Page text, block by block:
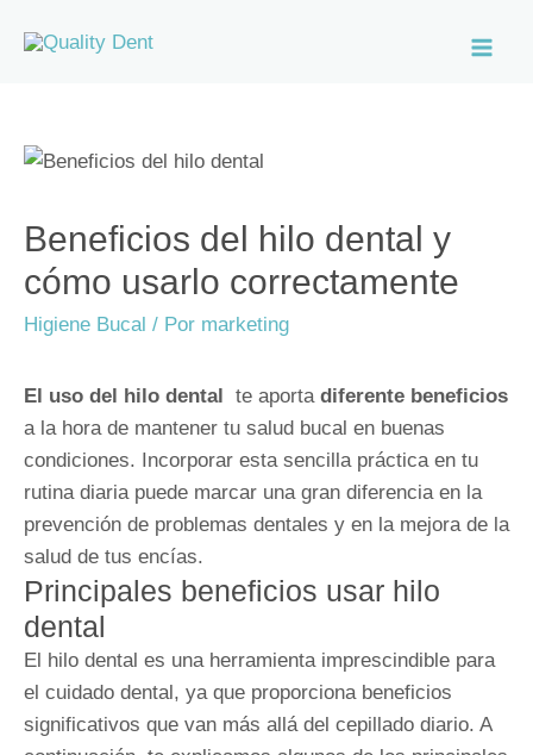
Beneficios del hilo dental y
cómo usarlo correctamente
Higiene Bucal / Por marketing
El uso del hilo dental te aporta diferente beneficios
a la hora de mantener tu salud bucal en buenas
condiciones. Incorporar esta sencilla práctica en tu
rutina diaria puede marcar una gran diferencia en la
prevención de problemas dentales y en la mejora de la
salud de tus encías.
Principales beneficios usar hilo
dental
El hilo dental es una herramienta imprescindible para
el cuidado dental, ya que proporciona beneficios
significativos que van más allá del cepillado diario. A